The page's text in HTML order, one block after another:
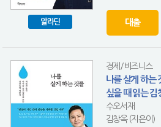
알라딘 대출
경제/비즈니스
나를 살게 하는
싶을 때 읽는 김
수오서재
김창옥 (지은이)